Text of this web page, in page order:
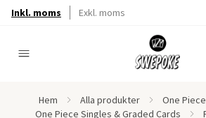
Inkl. moms Exkl. moms
Hem Alla produkter
One
One Piece Singles & Graded Cards